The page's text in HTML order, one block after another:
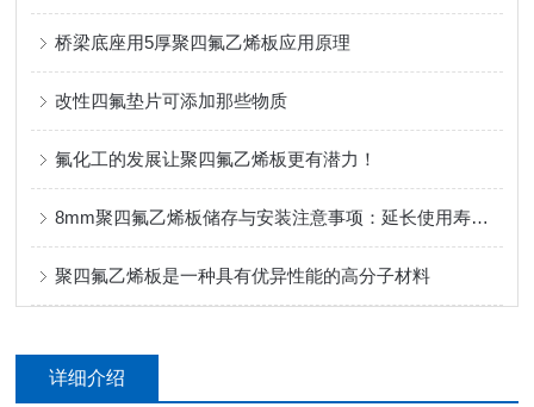
桥梁底座用5厚聚四氟乙烯板应用原理
改性四氟垫片可添加那些物质
氟化工的发展让聚四氟乙烯板更有潜力！
8mm聚四氟乙烯板储存与安装注意事项：延长使用寿命的实用技巧
聚四氟乙烯板是一种具有优异性能的高分子材料
详细介绍